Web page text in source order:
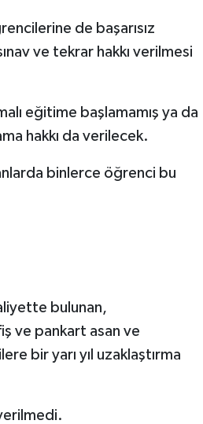
de başarısız
ve tekrar hakkı verilmesi
eğitime başlamamış ya da
hakkı da verilecek.
binlerce öğrenci bu
bulunan,
ve pankart asan ve
bir yarı yıl uzaklaştırma